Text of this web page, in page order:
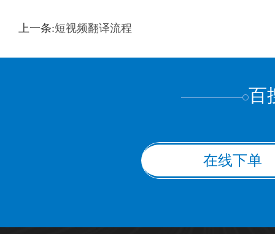
训翻译 标准级
上一条:短视频翻译流程
百
在线下单